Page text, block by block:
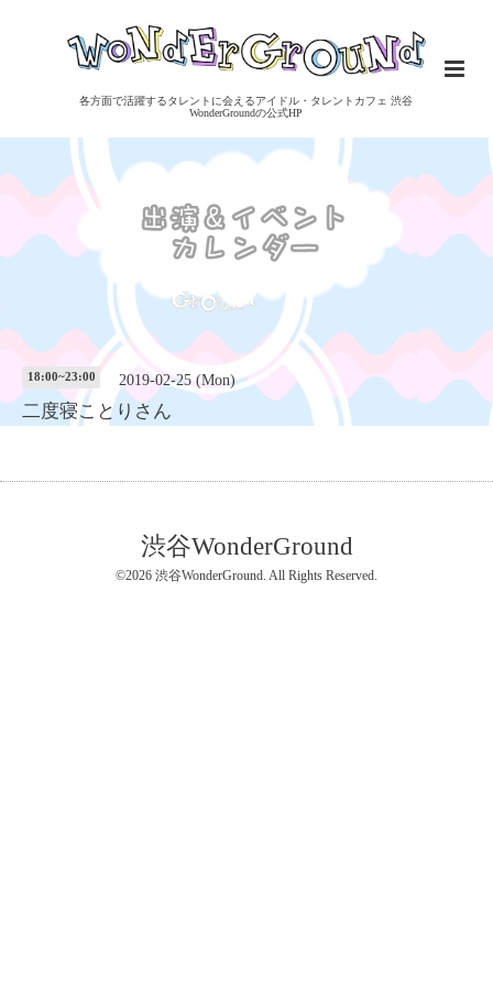
各方面で活躍するタレントに会えるアイドル・タレントカフェ 渋谷
WonderGroundの公式HP
18:00~23:00 2019-02-25 (Mon)
二度寝ことりさん
渋谷WonderGround
©2026 渋谷WonderGround. All Rights Reserved.